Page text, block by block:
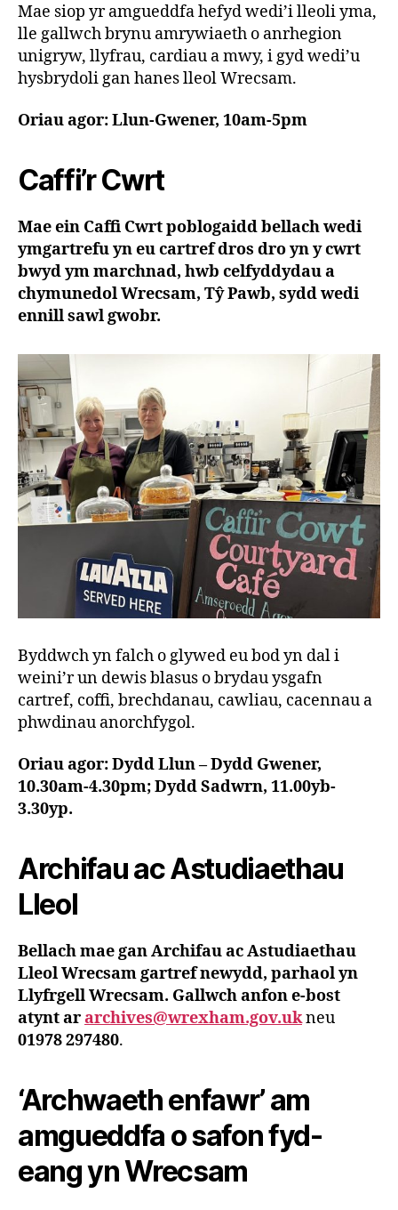
Mae siop yr amgueddfa hefyd wedi’i lleoli yma,
lle gallwch brynu amrywiaeth o anrhegion
unigryw, llyfrau, cardiau a mwy, i gyd wedi’u
hysbrydoli gan hanes lleol Wrecsam.
Oriau agor: Llun-Gwener, 10am-5pm
Caffi’r Cwrt
Mae ein Caffi Cwrt poblogaidd bellach wedi
ymgartrefu yn eu cartref dros dro yn y cwrt
bwyd ym marchnad, hwb celfyddydau a
chymunedol Wrecsam, Tŷ Pawb, sydd wedi
ennill sawl gwobr.
Byddwch yn falch o glywed eu bod yn dal i
weini’r un dewis blasus o brydau ysgafn
cartref, coffi, brechdanau, cawliau, cacennau a
phwdinau anorchfygol.
Oriau agor: Dydd Llun – Dydd Gwener,
10.30am-4.30pm; Dydd Sadwrn, 11.00yb-
3.30yp.
Archifau ac Astudiaethau
Lleol
Bellach mae gan Archifau ac Astudiaethau
Lleol Wrecsam gartref newydd, parhaol yn
Llyfrgell Wrecsam. Gallwch anfon e-bost
atynt ararchives@wrexham.gov.ukneu
01978 297480.
‘Archwaeth enfawr’ am
amgueddfa o safon fyd-
eang yn Wrecsam